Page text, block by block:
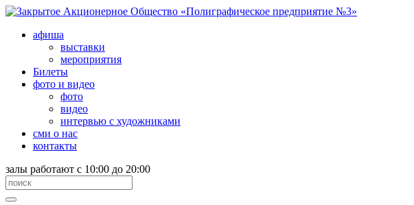
афиша
выставки
мероприятия
Билеты
фото и видео
фото
видео
интервью с художниками
сми о нас
контакты
залы работают с 10:00 до 20:00